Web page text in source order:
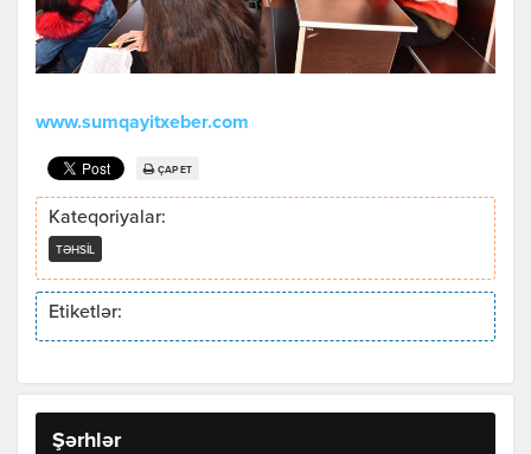
www.sumqayitxeber.com
ÇAP ET
Kateqoriyalar:
TƏHSIL
Etiketlər:
Şərhlər